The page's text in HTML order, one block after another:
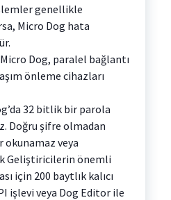
genellikle
Micro Dog hata
Dog, paralel bağlantı
önleme cihazları
32 bitlik bir parola
Doğru şifre olmadan
okunamaz veya
Geliştiricilerin önemli
için 200 baytlık kalıcı
işlevi veya Dog Editor ile